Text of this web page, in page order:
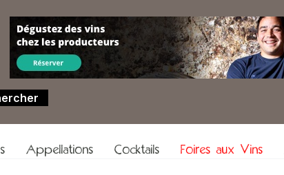
Appellations Cocktails Foires aux Vins